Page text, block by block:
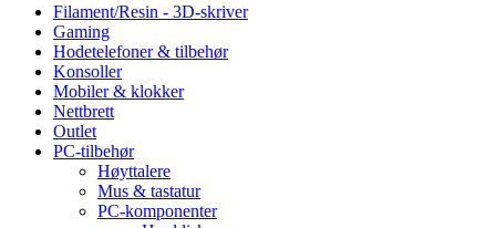
Filament/Resin - 3D-skriver
Gaming
Hodetelefoner & tilbehør
Konsoller
Mobiler & klokker
Nettbrett
Outlet
PC-tilbehør
Høyttalere
Mus & tastatur
PC-komponenter